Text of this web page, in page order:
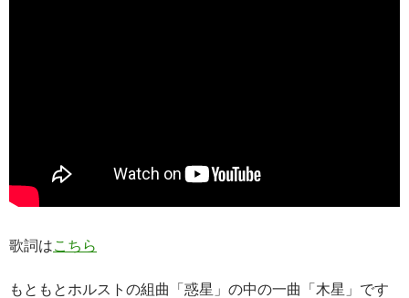
歌詞はこちら
もともとホルストの組曲「惑星」の中の一曲「木星」です